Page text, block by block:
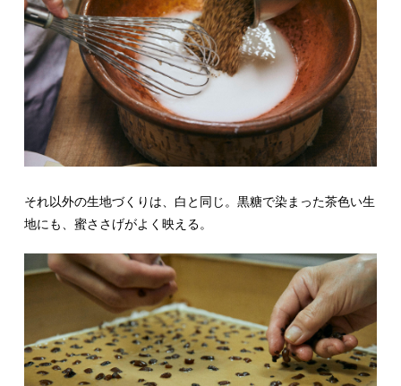
それ以外の生地づくりは、白と同じ。黒糖で染まった茶色い生
地にも、蜜ささげがよく映える。